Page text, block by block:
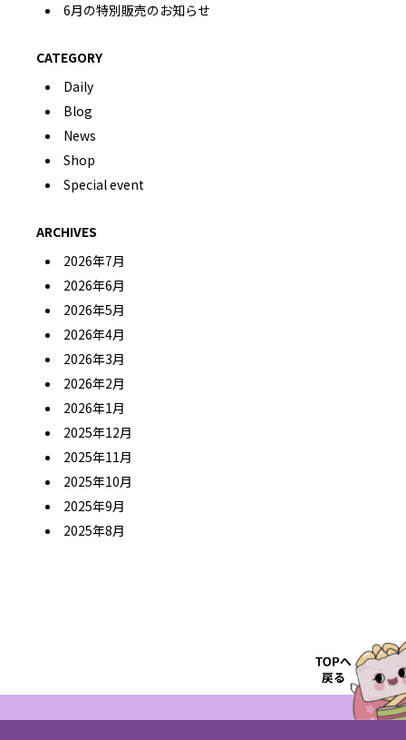
6月の特別販売のお知らせ
CATEGORY
Daily
Blog
News
Shop
Special event
ARCHIVES
2026年7月
2026年6月
2026年5月
2026年4月
2026年3月
2026年2月
2026年1月
2025年12月
2025年11月
2025年10月
2025年9月
2025年8月